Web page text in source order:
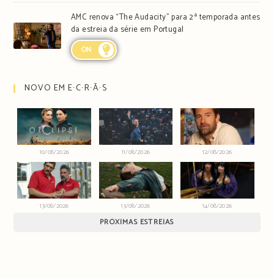
AMC renova “The Audacity” para 2ª temporada antes
da estreia da série em Portugal
ON
NOVO EM E∙C∙R∙Ã∙S
10/08/2026 11/08/2026 12/08/2026
13/08/2026 13/08/2026 14/08/2026
PRÓXIMAS ESTREIAS